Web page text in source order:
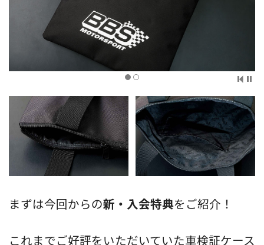
まずは今回からの新・入会特典をご紹介！
これまでご好評をいただいていた車検証ケース